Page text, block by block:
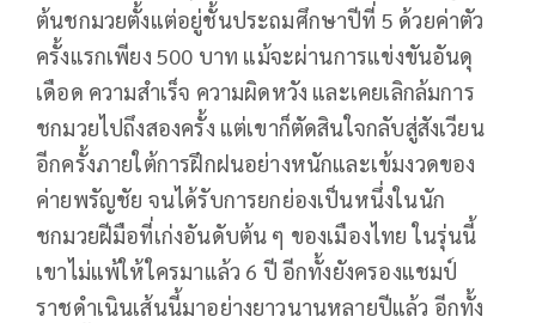
ต้นชกมวยตั้งแต่อยู่ชั้นประถมศึกษาปีที่ 5 ด้วยค่าตัว
ครั้งแรกเพียง 500 บาท แม้จะผ่านการแข่งขันอันดุ
เดือด ความสำเร็จ ความผิดหวัง และเคยเลิกล้มการ
ชกมวยไปถึงสองครั้ง แต่เขาก็ตัดสินใจกลับสู่สังเวียน
อีกครั้งภายใต้การฝึกฝนอย่างหนักและเข้มงวดของ
ค่ายพรัญชัย จนได้รับการยกย่องเป็นหนึ่งในนัก
ชกมวยฝีมือที่เก่งอันดับต้น ๆ ของเมืองไทย ในรุ่นนี้
เขาไม่แพ้ให้ใครมาแล้ว 6 ปี อีกทั้งยังครองแชมป์
ราชดำเนินเส้นนี้มาอย่างยาวนานหลายปีแล้ว อีกทั้ง